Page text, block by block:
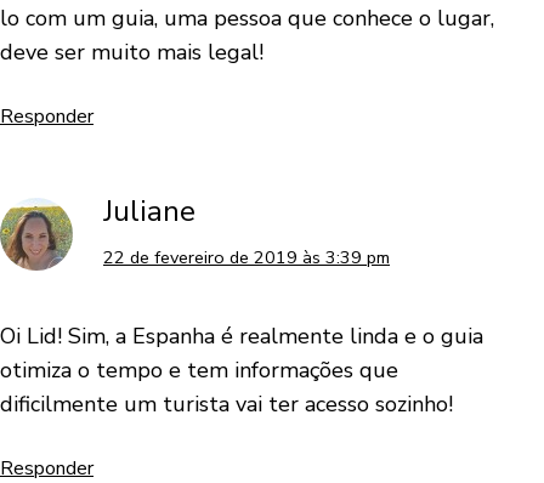
lo com um guia, uma pessoa que conhece o lugar,
deve ser muito mais legal!
Responder
Juliane
22 de fevereiro de 2019 às 3:39 pm
Oi Lid! Sim, a Espanha é realmente linda e o guia
otimiza o tempo e tem informações que
dificilmente um turista vai ter acesso sozinho!
Responder